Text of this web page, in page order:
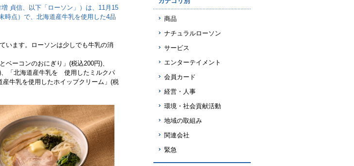
貞信、以下「ローソン」）は、11月15
時点）で、北海道産牛乳を使用した4品
います。ローソンは少しでも牛乳の消
ーコンのおにぎり」(税込200円)、
、「北海道産牛乳を 使用したミルクパ
牛乳を使用したホイップクリーム」(税
商品
ナチュラルローソン
サービス
エンターテイメント
会員カード
経営・人事
環境・社会貢献活動
地域の取組み
関連会社
緊急